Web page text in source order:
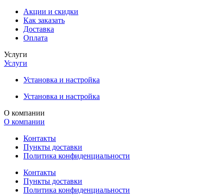
Акции и скидки
Как заказать
Доставка
Оплата
Услуги
Услуги
Установка и настройка
Установка и настройка
О компании
О компании
Контакты
Пункты доставки
Политика конфиденциальности
Контакты
Пункты доставки
Политика конфиденциальности